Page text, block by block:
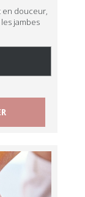
en douceur,
jambes